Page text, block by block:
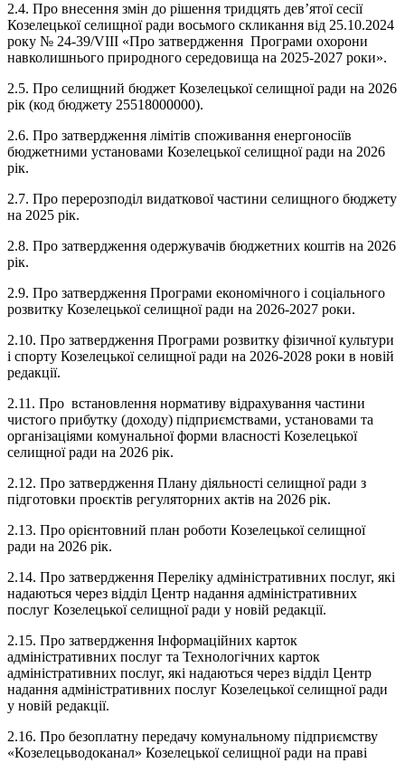
2.4. Про внесення змін до рішення тридцять дев’ятої сесії
Козелецької селищної ради восьмого скликання від 25.10.2024
року № 24-39/VIII «Про затвердження Програми охорони
навколишнього природного середовища на 2025-2027 роки».
2.5. Про селищний бюджет Козелецької селищної ради на 2026
рік (код бюджету 25518000000).
2.6. Про затвердження лімітів споживання енергоносіїв
бюджетними установами Козелецької селищної ради на 2026
рік.
2.7. Про перерозподіл видаткової частини селищного бюджету
на 2025 рік.
2.8. Про затвердження одержувачів бюджетних коштів на 2026
рік.
2.9. Про затвердження Програми економічного і соціального
розвитку Козелецької селищної ради на 2026-2027 роки.
2.10. Про затвердження Програми розвитку фізичної культури
і спорту Козелецької селищної ради на 2026-2028 роки в новій
редакції.
2.11. Про встановлення нормативу відрахування частини
чистого прибутку (доходу) підприємствами, установами та
організаціями комунальної форми власності Козелецької
селищної ради на 2026 рік.
2.12. Про затвердження Плану діяльності селищної ради з
підготовки проєктів регуляторних актів на 2026 рік.
2.13. Про орієнтовний план роботи Козелецької селищної
ради на 2026 рік.
2.14. Про затвердження Переліку адміністративних послуг, які
надаються через відділ Центр надання адміністративних
послуг Козелецької селищної ради у новій редакції.
2.15. Про затвердження Інформаційних карток
адміністративних послуг та Технологічних карток
адміністративних послуг, які надаються через відділ Центр
надання адміністративних послуг Козелецької селищної ради
у новій редакції.
2.16. Про безоплатну передачу комунальному підприємству
«Козелецьводоканал» Козелецької селищної ради на праві